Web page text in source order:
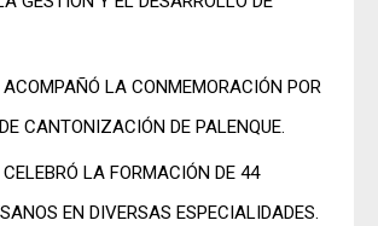
LA CONMEMORACIÓN POR
CANTONIZACIÓN DE PALENQUE.
LA FORMACIÓN DE 44
EN DIVERSAS ESPECIALIDADES.